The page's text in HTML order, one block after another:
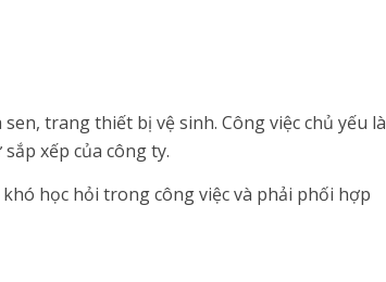
trang thiết bị vệ sinh. Công việc chủ yếu là
xếp của công ty.
học hỏi trong công việc và phải phối hợp